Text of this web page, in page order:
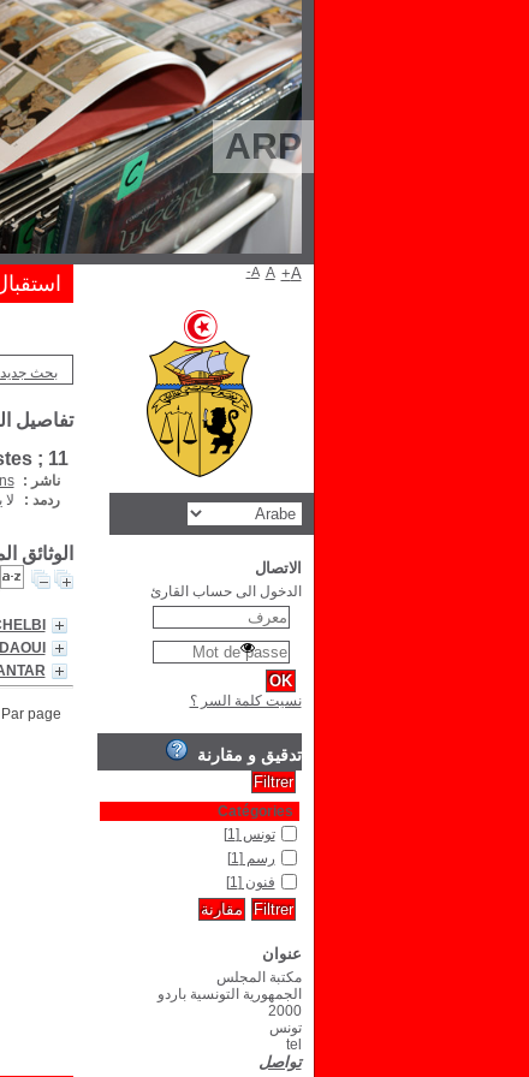
ARP
بحث جديد
تفاصيل
; 11
ناشر :
ردمد :
الوثائق
Par page :
A- A A+
الاتصال
الدخول الى حساب القارئ
نسيت كلمة السر ؟
تدقيق و مقارنة
Catégories
تونس [1]
رسم [1]
فنون [1]
عنوان
مكتبة المجلس
الجمهورية التونسية باردو
2000
تونس
tel
تواصل